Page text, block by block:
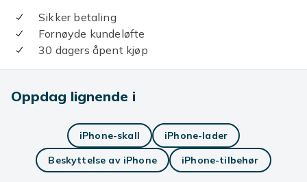
Sikker betaling
Fornøyde kundeløfte
30 dagers åpent kjøp
Oppdag lignende i
iPhone-skall
iPhone-lader
Beskyttelse av iPhone
iPhone-tilbehør